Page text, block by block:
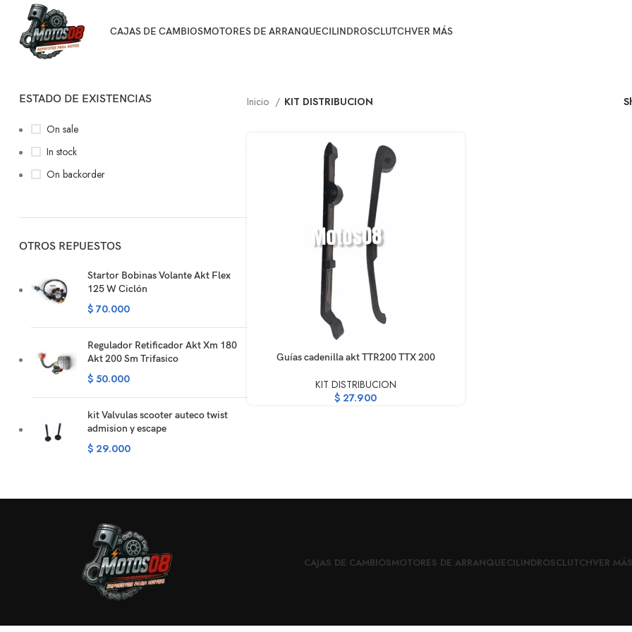
CAJAS DE CAMBIOSMOTORES DE ARRANQUECILINDROSCLUTCHVER MÁS
ESTADO DE EXISTENCIAS
On sale
In stock
On backorder
OTROS REPUESTOS
Startor Bobinas Volante Akt Flex
125 W Ciclón
$ 70.000
Regulador Retificador Akt Xm 180
Akt 200 Sm Trifasico
$ 50.000
kit Valvulas scooter auteco twist
admision y escape
$ 29.000
Inicio KIT DISTRIBUCION
AÑADIR AL CARRITO
Guías cadenilla akt TTR200 TTX 200
KIT DISTRIBUCION
$ 27.900
CAJAS DE CAMBIOSMOTORES DE ARRANQUECILINDROSCLUTCHVER MÁS